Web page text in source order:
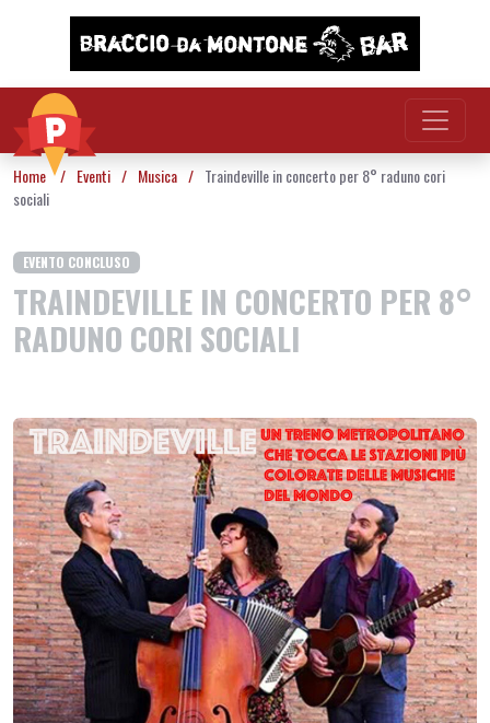
Vai al contenuto
Home / Eventi / Musica / Traindeville in concerto per 8° raduno cori
sociali
EVENTO CONCLUSO
TRAINDEVILLE IN CONCERTO PER 8°
RADUNO CORI SOCIALI